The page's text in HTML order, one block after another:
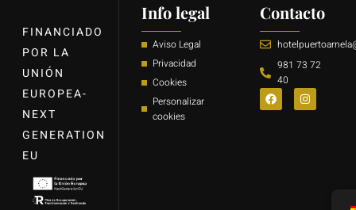
FINANCIADO
POR LA
UNIÓN
EUROPEA-
NEXT
GENERATION
EU
Info legal
Aviso Legal
Privacidad
Cookies
Personalizar
cookies
Contacto
981 73 72
40